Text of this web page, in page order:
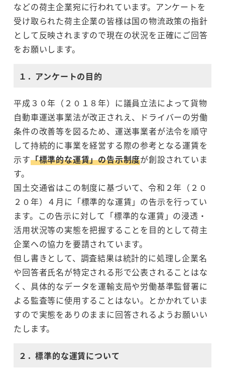
などの荷主企業宛に行われています。アンケートを
受け取られた荷主企業の皆様は国の物流政策の指針
として反映されますので現在の状況を正確にご回答
をお願いします。
１．アンケートの目的
平成３０年（２０１８年）に議員立法によって貨物
自動車運送事業法が改正されえ、ドライバーの労働
条件の改善等を図るため、運送事業者が法令を順守
して持続的に事業を経営する際の参考となる運賃を
示す「標準的な運賃」の告示制度が創設されていま
す。
国土交通省はこの制度に基づいて、令和２年（２０
２０年）４月に「標準的な運賃」の告示を行ってい
ます。この告示に対して「標準的な運賃」の浸透・
活用状況等の実態を把握することを目的として荷主
企業への協力を要請されています。
但し書きとして、調査結果は統計的に処理し企業名
や回答者氏名が特定される形で公表されることはな
く、具体的なデータを運輸支局や労働基準監督署に
よる監査等に使用することはない。とかかれていま
すので実態をありのままに回答されるようお願いい
たします。
２．標準的な運賃について